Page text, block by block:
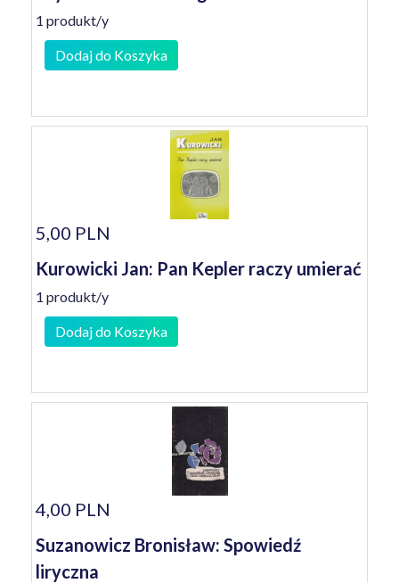
1 produkt/y
Dodaj do Koszyka
5,00 PLN
Kurowicki Jan: Pan Kepler raczy umierać
1 produkt/y
Dodaj do Koszyka
4,00 PLN
Suzanowicz Bronisław: Spowiedź
liryczna